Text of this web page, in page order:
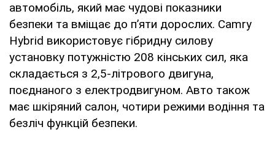
автомобіль, який має чудові показники
безпеки та вміщає до п’яти дорослих. Camry
Hybrid використовує гібридну силову
установку потужністю 208 кінських сил, яка
складається з 2,5-літрового двигуна,
поєднаного з електродвигуном. Авто також
має шкіряний салон, чотири режими водіння та
безліч функцій безпеки.